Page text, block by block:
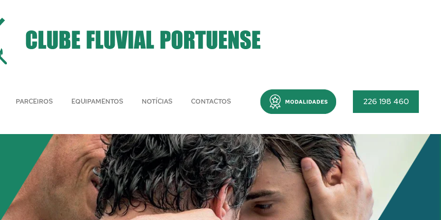
PARCEIROS EQUIPAMENTOS NOTÍCIAS CONTACTOS Menu 226 198 460